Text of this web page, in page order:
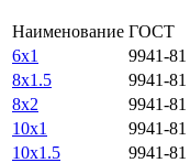
Наименование ГОСТ
6х1
9941-81
8х1.5
9941-81
8х2
9941-81
10х1
9941-81
10х1.5
9941-81